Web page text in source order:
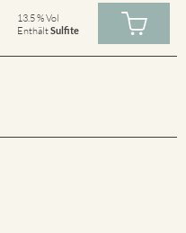
13.5 % Vol
EnthältSulfite